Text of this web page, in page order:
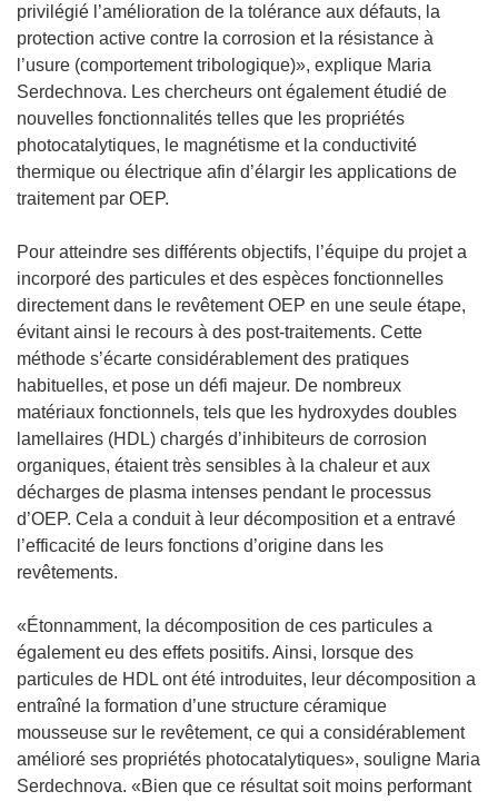
privilégié l’amélioration de la tolérance aux défauts, la
protection active contre la corrosion et la résistance à
l’usure (comportement tribologique)», explique Maria
Serdechnova. Les chercheurs ont également étudié de
nouvelles fonctionnalités telles que les propriétés
photocatalytiques, le magnétisme et la conductivité
thermique ou électrique afin d’élargir les applications de
traitement par OEP.
Pour atteindre ses différents objectifs, l’équipe du projet a
incorporé des particules et des espèces fonctionnelles
directement dans le revêtement OEP en une seule étape,
évitant ainsi le recours à des post-traitements. Cette
méthode s’écarte considérablement des pratiques
habituelles, et pose un défi majeur. De nombreux
matériaux fonctionnels, tels que les hydroxydes doubles
lamellaires (HDL) chargés d’inhibiteurs de corrosion
organiques, étaient très sensibles à la chaleur et aux
décharges de plasma intenses pendant le processus
d’OEP. Cela a conduit à leur décomposition et a entravé
l’efficacité de leurs fonctions d’origine dans les
revêtements.
«Étonnamment, la décomposition de ces particules a
également eu des effets positifs. Ainsi, lorsque des
particules de HDL ont été introduites, leur décomposition a
entraîné la formation d’une structure céramique
mousseuse sur le revêtement, ce qui a considérablement
amélioré ses propriétés photocatalytiques», souligne Maria
Serdechnova. «Bien que ce résultat soit moins performant